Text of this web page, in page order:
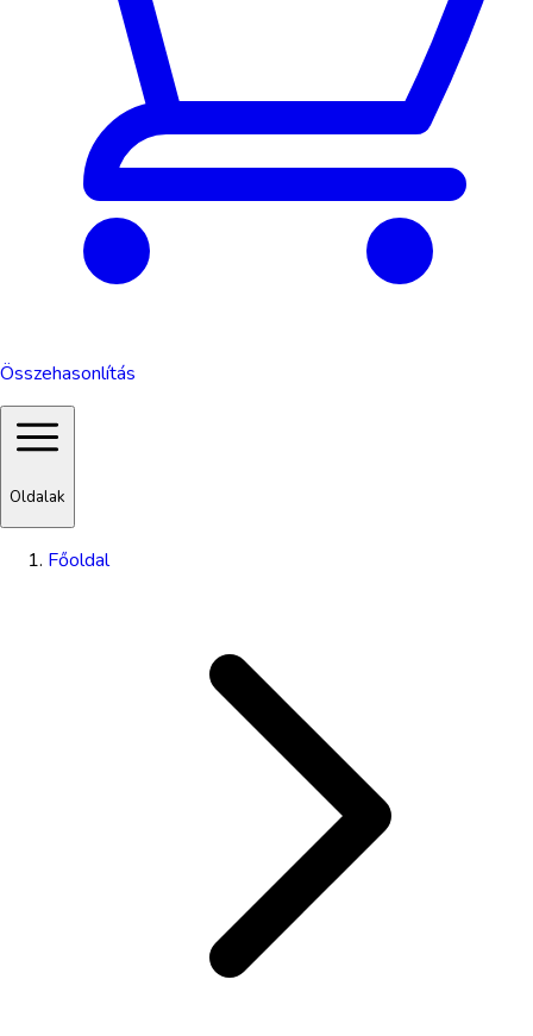
Összehasonlítás
Oldalak
Főoldal